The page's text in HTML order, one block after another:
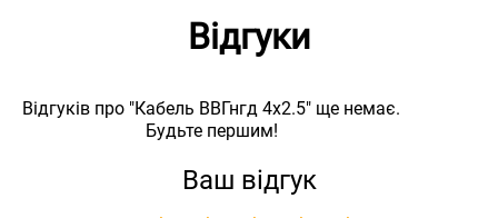
Відгуки
Відгуків про "Кабель ВВГнгд 4х2.5" ще немає.
Будьте першим!
Ваш відгук